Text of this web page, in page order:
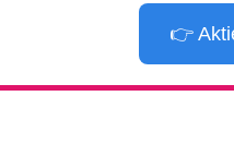
👉